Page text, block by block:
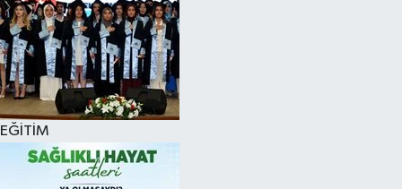
EĞİTİM
SPOR
TEKNOLOJİ
VİZYONDAKİLER
YAŞAM